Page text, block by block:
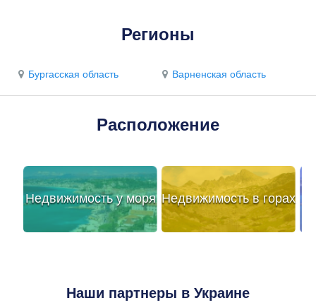
Регионы
Бургасская область Варненская область
Расположение
Недвижимость у моря Недвижимость в горах
Наши партнеры в Украине